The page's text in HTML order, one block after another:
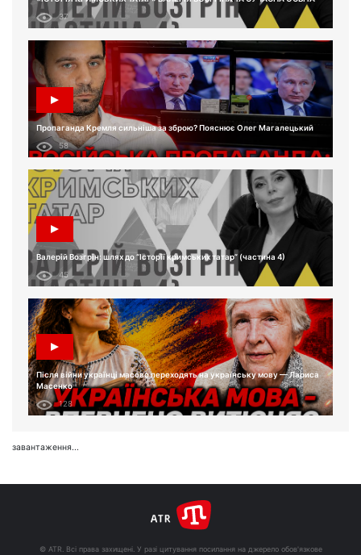
37
Пропаганда Кремля сильніша за зброю? Пояснює Олег Магалецький
58
Валерій Возгрін: шлях до “Історії кримських татар” (частина 4)
45
Після війни українці масово переходять на українську мову — Лариса
Масенко
128
завантаження...
© ATR. Всі права захищені. У разі цитування посилання на джерело обов'язкове